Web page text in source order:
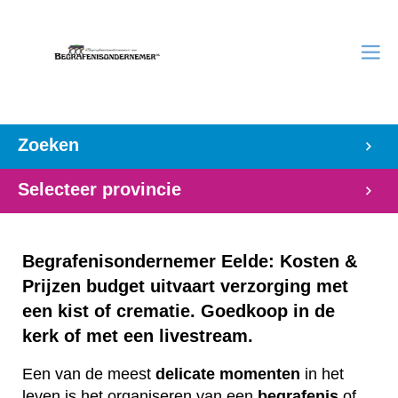
Zoeken
Selecteer provincie
Begrafenisondernemer Eelde: Kosten &
Prijzen budget uitvaart verzorging met
een kist of crematie. Goedkoop in de
kerk of met een livestream.
Een van de meest delicate momenten in het